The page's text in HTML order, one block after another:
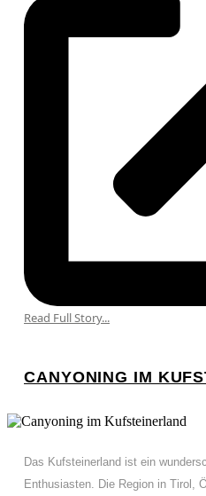
Read Full Story...
CANYONING IM
Das Kufsteinerland ist ein
Enthusiasten. Die Region in Tirol,